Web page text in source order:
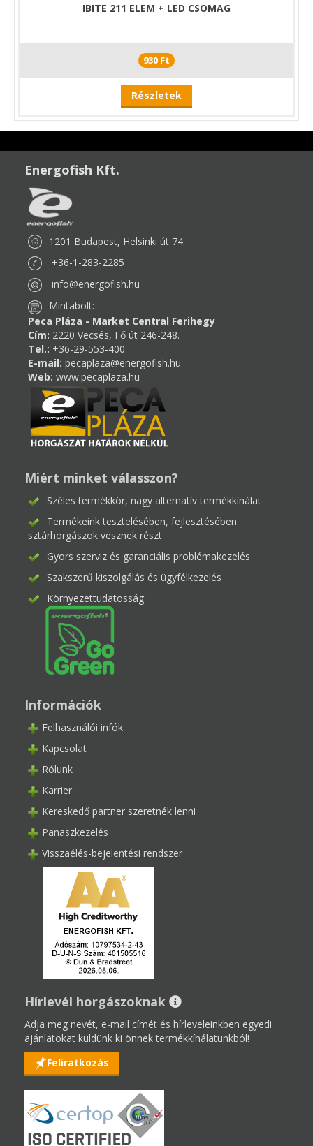
IBITE 211 ELEM + LED CSOMAG
930 Ft
Részletek
Energofish Kft.
1201 Budapest, Helsinki út 74.
+36-1-283-2285
info@energofish.hu
Mintabolt:
Peca Pláza - Market Central Ferihegy
Cím: 2220 Vecsés, Fő út 246-248.
Tel.: +36-29-553-400
E-mail: pecaplaza@energofish.hu
Web: www.pecaplaza.hu
Miért minket válasszon?
Széles termékkör, nagy alternatív termékkínálat
Termékeink tesztelésében, fejlesztésében
sztárhorgászok vesznek részt
Gyors szerviz és garanciális problémakezelés
Szakszerű kiszolgálás és ügyfélkezelés
Környezettudatosság
Információk
Felhasználói infók
Kapcsolat
Rólunk
Karrier
Kereskedő partner szeretnék lenni
Panaszkezelés
Visszaélés-bejelentési rendszer
Hírlevél horgászoknak
Adja meg nevét, e-mail címét és hírleveleinkben egyedi
ajánlatokat küldünk ki önnek termékkínálatunkból!
Feliratkozás